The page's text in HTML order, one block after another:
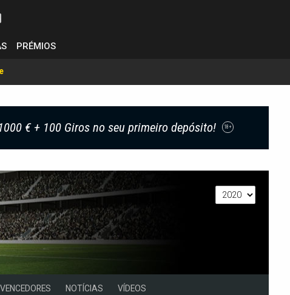
PRÉMIOS
€ + 100 Giros no seu primeiro depósito! 18+
VENCEDORES NOTÍCIAS VÍDEOS